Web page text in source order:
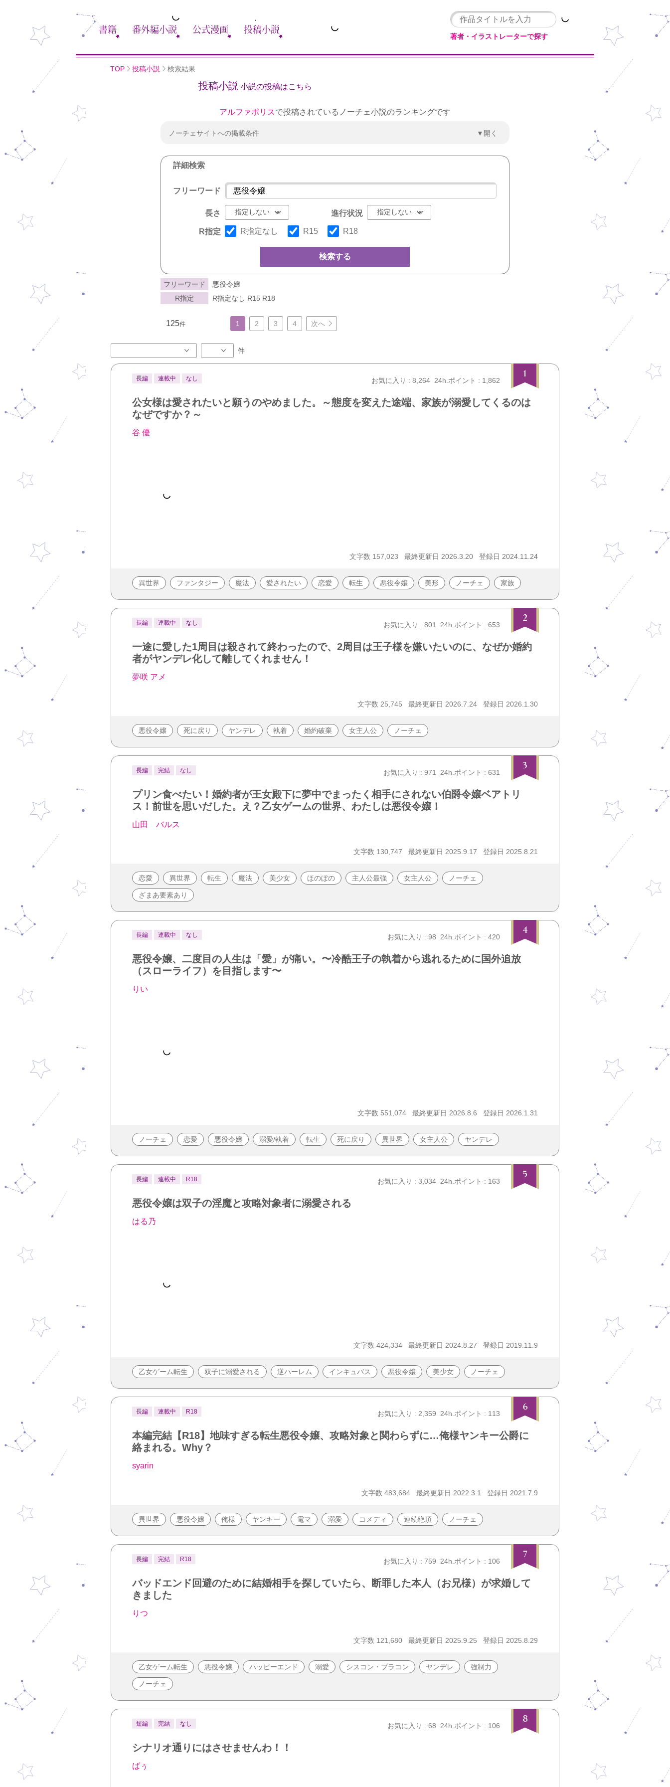
書籍 番外編小説 公式漫画 投稿小説
著者・イラストレーターで探す
TOP 投稿小説 検索結果
投稿小説 小説の投稿はこちら
アルファポリスで投稿されているノーチェ小説のランキングです
ノーチェサイトへの掲載条件 ▼開く
詳細検索
フリーワード
長さ 進行状況
R指定 R指定なし R15 R18
検索する
フリーワード
悪役令嬢
R指定
R指定なし R15 R18
125件 1 2 3 4 次へ
件
1
長編 連載中 なし お気に入り : 8,264 24h.ポイント : 1,862
公女様は愛されたいと願うのやめました。～態度を変えた途端、家族が溺愛してくるのは
なぜですか？～
谷 優
文字数 157,023 最終更新日 2026.3.20 登録日 2024.11.24
異世界 ファンタジー 魔法 愛されたい 恋愛 転生 悪役令嬢 美形 ノーチェ 家族
2
長編 連載中 なし お気に入り : 801 24h.ポイント : 653
一途に愛した1周目は殺されて終わったので、2周目は王子様を嫌いたいのに、なぜか婚約
者がヤンデレ化して離してくれません！
夢咲 アメ
文字数 25,745 最終更新日 2026.7.24 登録日 2026.1.30
悪役令嬢 死に戻り ヤンデレ 執着 婚約破棄 女主人公 ノーチェ
3
長編 完結 なし お気に入り : 971 24h.ポイント : 631
プリン食べたい！婚約者が王女殿下に夢中でまったく相手にされない伯爵令嬢ベアトリ
ス！前世を思いだした。え？乙女ゲームの世界、わたしは悪役令嬢！
山田 バルス
文字数 130,747 最終更新日 2025.9.17 登録日 2025.8.21
恋愛 異世界 転生 魔法 美少女 ほのぼの 主人公最強 女主人公 ノーチェ
ざまあ要素あり
4
長編 連載中 なし お気に入り : 98 24h.ポイント : 420
悪役令嬢、二度目の人生は「愛」が痛い。〜冷酷王子の執着から逃れるために国外追放
（スローライフ）を目指します〜
りい
文字数 551,074 最終更新日 2026.8.6 登録日 2026.1.31
ノーチェ 恋愛 悪役令嬢 溺愛/執着 転生 死に戻り 異世界 女主人公 ヤンデレ
5
長編 連載中 R18 お気に入り : 3,034 24h.ポイント : 163
悪役令嬢は双子の淫魔と攻略対象者に溺愛される
はる乃
文字数 424,334 最終更新日 2024.8.27 登録日 2019.11.9
乙女ゲーム転生 双子に溺愛される 逆ハーレム インキュバス 悪役令嬢 美少女 ノーチェ
6
長編 連載中 R18 お気に入り : 2,359 24h.ポイント : 113
本編完結【R18】地味すぎる転生悪役令嬢、攻略対象と関わらずに…俺様ヤンキー公爵に
絡まれる。Why？
syarin
文字数 483,684 最終更新日 2022.3.1 登録日 2021.7.9
異世界 悪役令嬢 俺様 ヤンキー 電マ 溺愛 コメディ 連続絶頂 ノーチェ
7
長編 完結 R18 お気に入り : 759 24h.ポイント : 106
バッドエンド回避のために結婚相手を探していたら、断罪した本人（お兄様）が求婚して
きました
りつ
文字数 121,680 最終更新日 2025.9.25 登録日 2025.8.29
乙女ゲーム転生 悪役令嬢 ハッピーエンド 溺愛 シスコン・ブラコン ヤンデレ 強制力
ノーチェ
8
短編 完結 なし お気に入り : 68 24h.ポイント : 106
シナリオ通りにはさせませんわ！！
ばぅ